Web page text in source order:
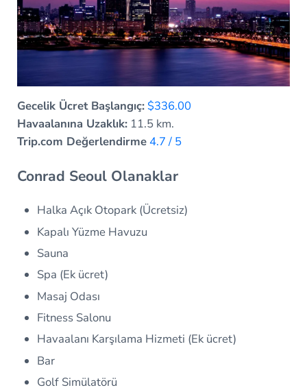
Gecelik Ücret Başlangıç: $336.00
Havaalanına Uzaklık:11.5 km.
Trip.com Değerlendirme 4.7 / 5
Conrad Seoul Olanaklar
Halka Açık Otopark (Ücretsiz)
Kapalı Yüzme Havuzu
Sauna
Spa (Ek ücret)
Masaj Odası
Fitness Salonu
Havaalanı Karşılama Hizmeti (Ek ücret)
Bar
Golf Simülatörü